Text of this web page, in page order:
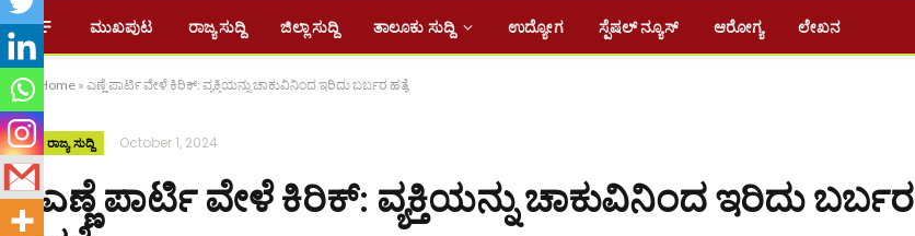
ಮುಖಪುಟ ರಾಜ್ಯ ಸುದ್ದಿ ಜಿಲ್ಲಾ ಸುದ್ದಿ ತಾಲೂಕು ಸುದ್ದಿ ಉದ್ಯೋಗ ಸ್ಪೆಷಲ್ ನ್ಯೂಸ್ ಆರೋಗ್ಯ ಲೇಖನ
Home » ಎಣ್ಣೆ ಪಾರ್ಟಿ ವೇಳೆ ಕಿರಿಕ್: ವ್ಯಕ್ತಿಯನ್ನು ಚಾಕುವಿನಿಂದ ಇರಿದು ಬರ್ಬರ ಹತ್ಯೆ
ರಾಜ್ಯ ಸುದ್ದಿ October 1, 2024
ಎಣ್ಣೆ ಪಾರ್ಟಿ ವೇಳೆ ಕಿರಿಕ್: ವ್ಯಕ್ತಿಯನ್ನು ಚಾಕುವಿನಿಂದ ಇರಿದು ಬರ್ಬರ